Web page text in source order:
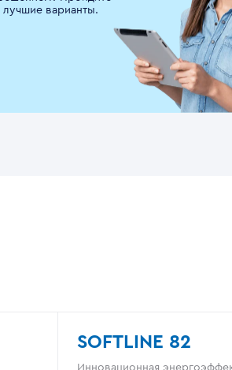
варианты.
SOFTLINE 82
Инновационная